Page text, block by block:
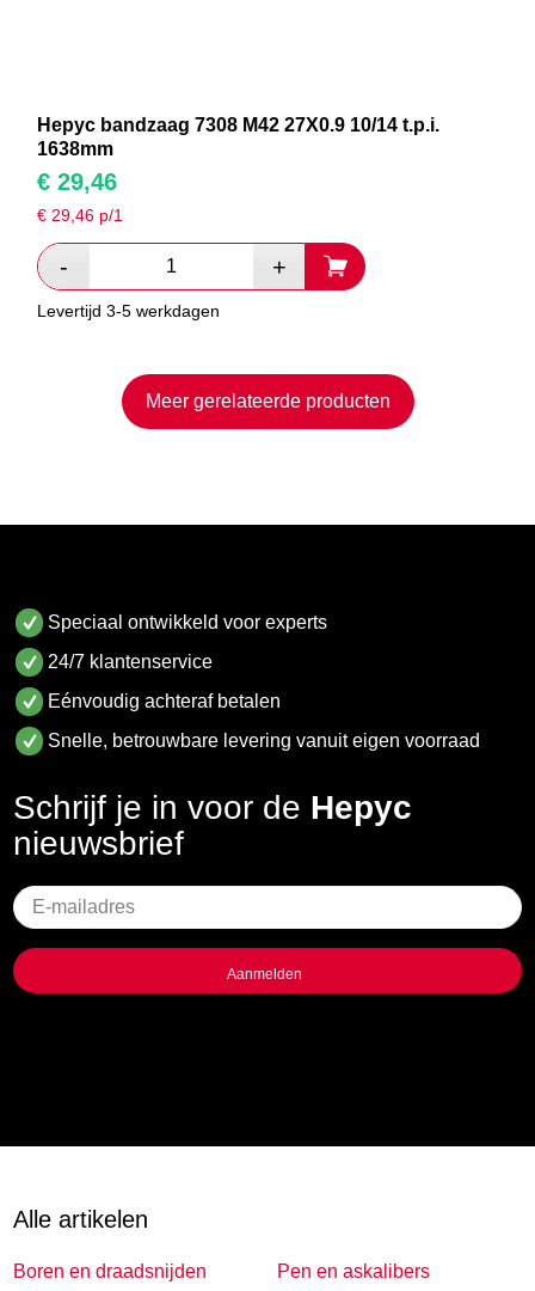
Hepyc bandzaag 7308 M42 27X0.9 10/14 t.p.i.
1638mm
€ 29,46
€29,46 p/1
Levertijd 3-5 werkdagen
Meer gerelateerde producten
Speciaal ontwikkeld voor experts
24/7 klantenservice
Eénvoudig achteraf betalen
Snelle, betrouwbare levering vanuit eigen voorraad
Schrijf je in voor de Hepyc
nieuwsbrief
Geen
titel
Alle artikelen
Boren en draadsnijden
Pen en askalibers